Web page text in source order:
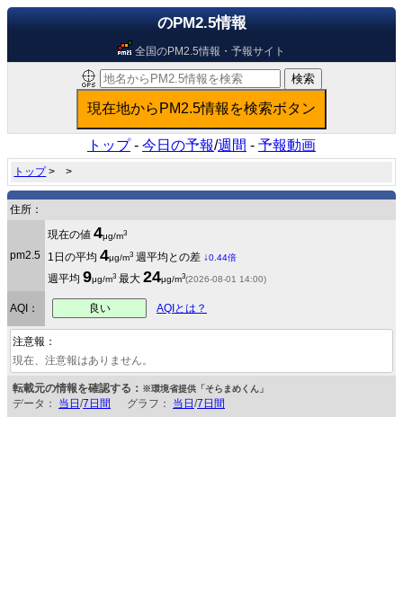
のPM2.5情報
全国のPM2.5情報・予報サイト
トップ- 今日の予報/週間 - 予報動画
トップ> >
住所：
pm2.5
現在の値 4μg/m3
1日の平均 4μg/m3 週平均との差 ↓0.44倍
週平均 9μg/m3 最大 24μg/m3(2026-08-01 14:00)
AQI： 良い AQIとは？
注意報：
現在、注意報はありません。
転載元の情報を確認する： ※環境省提供「そらまめくん」
データ： 当日 /7日間 グラフ： 当日 /7日間